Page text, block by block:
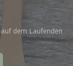
dem Laufenden